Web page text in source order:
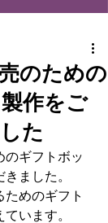
のための
作をご
た
のギフトボッ
ました。
めのギフト
います。